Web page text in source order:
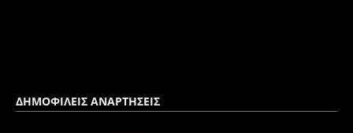
ΔΗΜΟΦΙΛΕΙΣ ΑΝΑΡΤΗΣΕΙΣ